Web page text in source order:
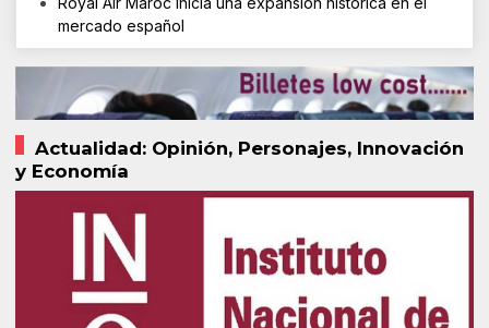
mercado español
Actualidad: Opinión, Personajes, Innovación
y Economía